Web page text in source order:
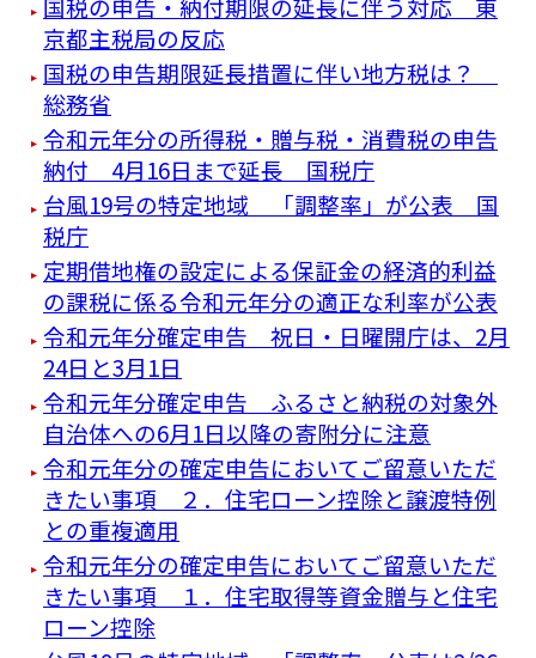
国税の申告・納付期限の延長に伴う対応 東
京都主税局の反応
国税の申告期限延長措置に伴い地方税は？
総務省
令和元年分の所得税・贈与税・消費税の申告
納付 4月16日まで延長 国税庁
台風19号の特定地域 「調整率」が公表 国
税庁
定期借地権の設定による保証金の経済的利益
の課税に係る令和元年分の適正な利率が公表
令和元年分確定申告 祝日・日曜開庁は、2月
24日と3月1日
令和元年分確定申告 ふるさと納税の対象外
自治体への6月1日以降の寄附分に注意
令和元年分の確定申告においてご留意いただ
きたい事項 ２．住宅ローン控除と譲渡特例
との重複適用
令和元年分の確定申告においてご留意いただ
きたい事項 １．住宅取得等資金贈与と住宅
ローン控除